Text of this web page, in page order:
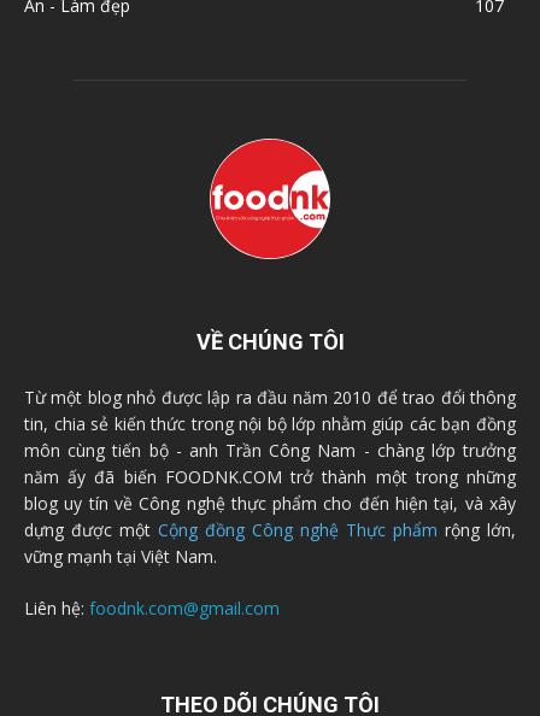
Ăn - Làm đẹp
107
VỀ CHÚNG TÔI
Từ một blog nhỏ được lập ra đầu năm 2010 để trao đổi thông
tin, chia sẻ kiến thức trong nội bộ lớp nhằm giúp các bạn đồng
môn cùng tiến bộ - anh Trần Công Nam - chàng lớp trưởng
năm ấy đã biến FOODNK.COM trở thành một trong những
blog uy tín về Công nghệ thực phẩm cho đến hiện tại, và xây
dựng được một Cộng đồng Công nghệ Thực phẩm rộng lớn,
vững mạnh tại Việt Nam.
Liên hệ: foodnk.com@gmail.com
THEO DÕI CHÚNG TÔI